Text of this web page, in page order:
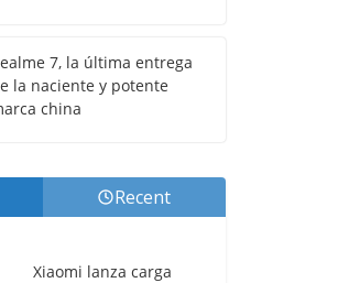
7, la última entrega
la naciente y potente
china
Recent
Xiaomi lanza carga